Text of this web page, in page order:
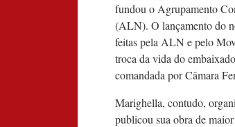
fundou o Agrupamento
(ALN). O lançamento do
feitas pela ALN e pelo
troca da vida do
comandada por Câmara
Marighella, contudo,
publicou sua obra de